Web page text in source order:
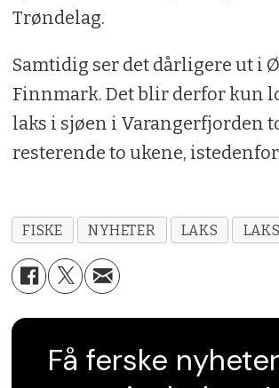
Kilde: Miljødirektoratet
Trøndelag.
Samtidig ser det dårligere ut i
Finnmark. Det blir derfor kun
laks i sjøen i Varangerfjorden
resterende to ukene,
FISKE NYHETER LAKS
Få ferske